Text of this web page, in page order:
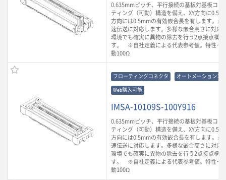
0.635mmピッチ、平行接続の基板対基板コネ
ティング（可動）構造を備え、XY方向に
方向には0.5mmの有効嵌合長を有します。
速伝送に対応します。多様な嵌合高さに対応
環境でも確実に異物の除去を行う2点接点構
す。 ※自社定義による代表参考値。特性イ
動100Ω
フローティングコネクタ オートメーションコ
Web購入可能
IMSA-10109S-100Y916
0.635mmピッチ、平行接続の基板対基板コネ
ティング（可動）構造を備え、XY方向に
方向には0.5mmの有効嵌合長を有します。
速伝送に対応します。多様な嵌合高さに対応
環境でも確実に異物の除去を行う2点接点構
す。 ※自社定義による代表参考値。特性イ
動100Ω